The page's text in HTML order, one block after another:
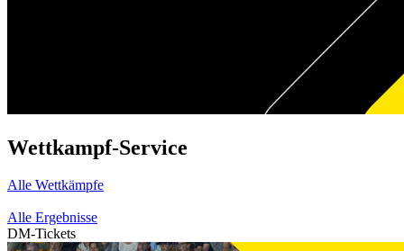
Wettkampf-Service
Alle Wettkämpfe
Alle Ergebnisse
DM-Tickets